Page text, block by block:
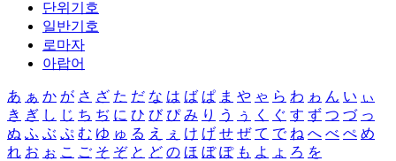
단위기호
일반기호
로마자
아랍어
あ ぁ か が さ ざ た だ な は ば ぱ ま や ゃ ら わ ゎ ん い ぃ
き ぎ し じ ち ぢ に ひ び ぴ み り う ぅ く ぐ す ず つ づ っ
ぬ ふ ぶ ぷ む ゆ ゅ る え ぇ け げ せ ぜ て で ね へ べ ぺ め
れ お ぉ こ ご そ ぞ と ど の ほ ぼ ぽ も よ ょ ろ を